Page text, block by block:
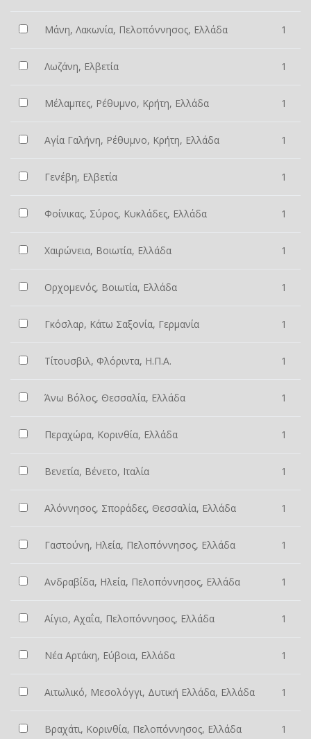
Μάνη, Λακωνία, Πελοπόννησος, Ελλάδα 1
Λωζάνη, Ελβετία 1
Μέλαμπες, Ρέθυμνο, Κρήτη, Ελλάδα 1
Αγία Γαλήνη, Ρέθυμνο, Κρήτη, Ελλάδα 1
Γενέβη, Ελβετία 1
Φοίνικας, Σύρος, Κυκλάδες, Ελλάδα 1
Χαιρώνεια, Βοιωτία, Ελλάδα 1
Ορχομενός, Βοιωτία, Ελλάδα 1
Γκόσλαρ, Κάτω Σαξονία, Γερμανία 1
Τίτουσβιλ, Φλόριντα, Η.Π.Α. 1
Άνω Βόλος, Θεσσαλία, Ελλάδα 1
Περαχώρα, Κορινθία, Ελλάδα 1
Βενετία, Βένετο, Ιταλία 1
Αλόννησος, Σποράδες, Θεσσαλία, Ελλάδα 1
Γαστούνη, Ηλεία, Πελοπόννησος, Ελλάδα 1
Ανδραβίδα, Ηλεία, Πελοπόννησος, Ελλάδα 1
Αίγιο, Αχαΐα, Πελοπόννησος, Ελλάδα 1
Νέα Αρτάκη, Εύβοια, Ελλάδα 1
Αιτωλικό, Μεσολόγγι, Δυτική Ελλάδα, Ελλάδα 1
Βραχάτι, Κορινθία, Πελοπόννησος, Ελλάδα 1